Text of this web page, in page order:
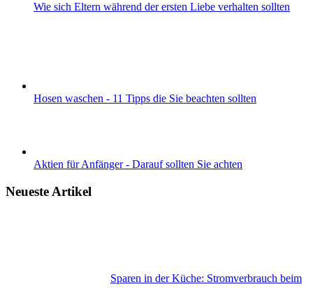
Wie sich Eltern während der ersten Liebe verhalten sollten
Hosen waschen - 11 Tipps die Sie beachten sollten
Aktien für Anfänger - Darauf sollten Sie achten
Neueste Artikel
Sparen in der Küche: Stromverbrauch beim